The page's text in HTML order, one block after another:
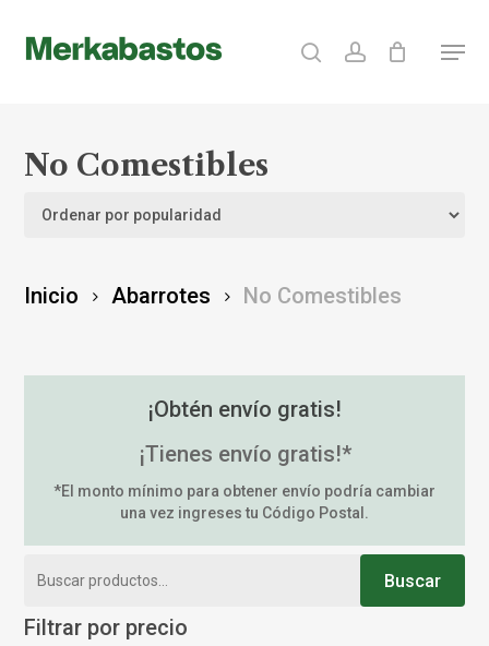
searchaccount Menu
No Comestibles
Inicio Abarrotes No Comestibles
¡Obtén envío gratis!
¡Tienes envío gratis!*
*El monto mínimo para obtener envío podría cambiar
una vez ingreses tu Código Postal.
Buscar
Buscar
Filtrar por precio
Close